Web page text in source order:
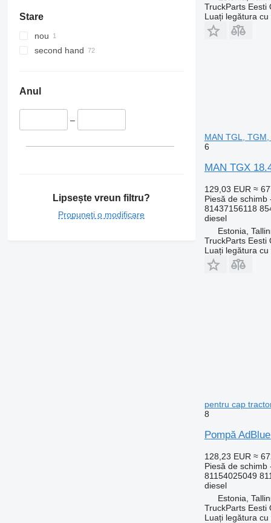
Stare
nou
second hand
Anul
–
Lipsește vreun filtru?
Propuneți o modificare
TruckParts Eesti
Luați legătura
MAN TGL,
6
MAN TGX
129,03 EUR ≈
Piesă de schimb
81437156118
diesel
Estonia,
TruckParts Eesti
Luați legătura
pentru cap
8
Pompă
128,23 EUR ≈
Piesă de schimb
81154025049
diesel
Estonia,
TruckParts Eesti
Luați legătura